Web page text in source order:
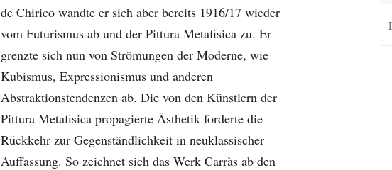
de Chirico wandte er sich aber bereits 1916/17 wieder
vom Futurismus ab und der Pittura Metafisica zu. Er
grenzte sich nun von Strömungen der Moderne, wie
Kubismus, Expressionismus und anderen
Abstraktionstendenzen ab. Die von den Künstlern der
Pittura Metafisica propagierte Ästhetik forderte die
Rückkehr zur Gegenständlichkeit in neuklassischer
Auffassung. So zeichnet sich das Werk Carràs ab den